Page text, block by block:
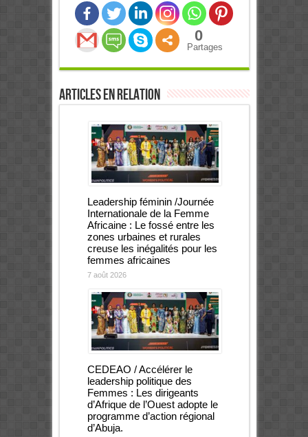
0
Partages
Articles en relation
Leadership féminin /Journée
Internationale de la Femme
Africaine : Le fossé entre les
zones urbaines et rurales
creuse les inégalités pour les
femmes africaines
7 août 2026
CEDEAO / Accélérer le
leadership politique des
Femmes : Les dirigeants
d’Afrique de l’Ouest adopte le
programme d’action régional
d’Abuja.